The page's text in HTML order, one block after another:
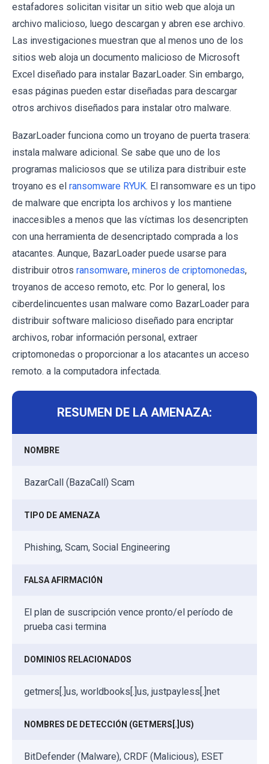
estafadores solicitan visitar un sitio web que aloja un
archivo malicioso, luego descargan y abren ese archivo.
Las investigaciones muestran que al menos uno de los
sitios web aloja un documento malicioso de Microsoft
Excel diseñado para instalar BazarLoader. Sin embargo,
esas páginas pueden estar diseñadas para descargar
otros archivos diseñados para instalar otro malware.
BazarLoader funciona como un troyano de puerta trasera:
instala malware adicional. Se sabe que uno de los
programas maliciosos que se utiliza para distribuir este
troyano es el ransomware RYUK. El ransomware es un tipo
de malware que encripta los archivos y los mantiene
inaccesibles a menos que las víctimas los desencripten
con una herramienta de desencriptado comprada a los
atacantes. Aunque, BazarLoader puede usarse para
distribuir otros ransomware, mineros de criptomonedas,
troyanos de acceso remoto, etc. Por lo general, los
ciberdelincuentes usan malware como BazarLoader para
distribuir software malicioso diseñado para encriptar
archivos, robar información personal, extraer
criptomonedas o proporcionar a los atacantes un acceso
remoto. a la computadora infectada.
RESUMEN DE LA AMENAZA:
NOMBRE
BazarCall (BazaCall) Scam
TIPO DE AMENAZA
Phishing, Scam, Social Engineering
FALSA AFIRMACIÓN
El plan de suscripción vence pronto/el período de
prueba casi termina
DOMINIOS RELACIONADOS
getmers[.]us, worldbooks[.]us, justpayless[.]net
NOMBRES DE DETECCIÓN (GETMERS[.]US)
BitDefender (Malware), CRDF (Malicious), ESET